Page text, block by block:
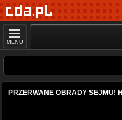
MENU
PRZERWANE OBRADY SEJMU!